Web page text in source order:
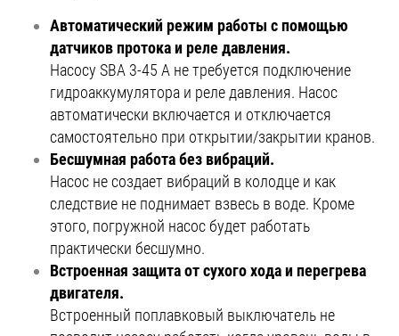
Автоматический режим работы с помощью
датчиков протока и реле давления.
Насосу SBA 3-45 A не требуется подключение
гидроаккумулятора и реле давления. Насос
автоматически включается и отключается
самостоятельно при открытии/закрытии кранов.
Бесшумная работа без вибраций.
Насос не создает вибраций в колодце и как
следствие не поднимает взвесь в воде. Кроме
этого, погружной насос будет работать
практически бесшумно.
Встроенная защита от сухого хода и перегрева
двигателя.
Встроенный поплавковый выключатель не